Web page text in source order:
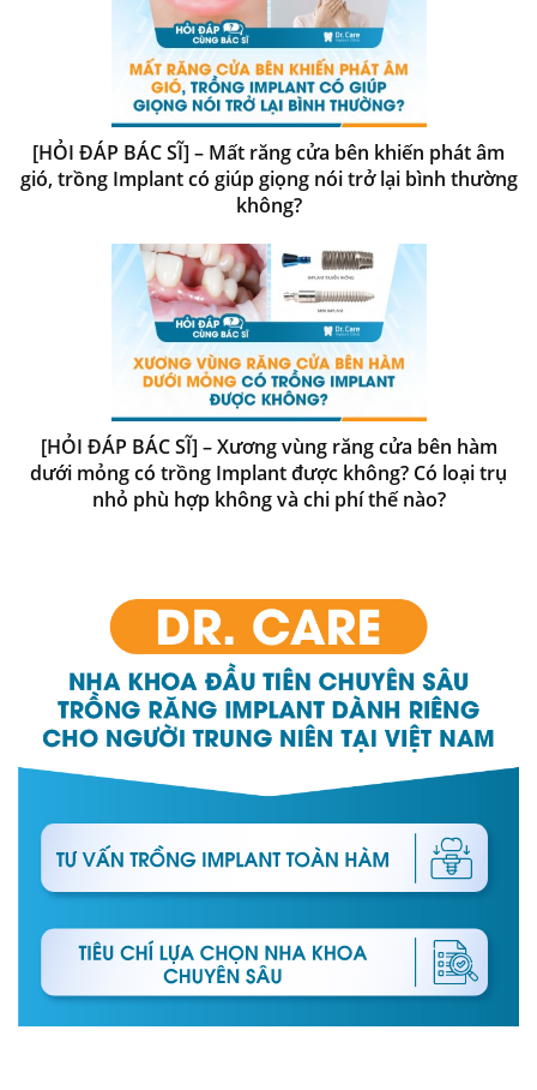
[HỎI ĐÁP BÁC SĨ] – Mất răng cửa bên khiến phát âm
gió, trồng Implant có giúp giọng nói trở lại bình thường
không?
[HỎI ĐÁP BÁC SĨ] – Xương vùng răng cửa bên hàm
dưới mỏng có trồng Implant được không? Có loại trụ
nhỏ phù hợp không và chi phí thế nào?